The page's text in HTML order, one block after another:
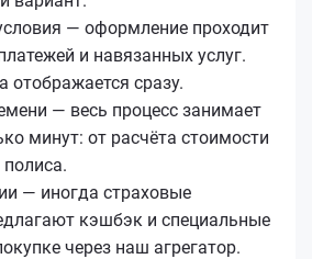
— оформление проходит
и навязанных услуг.
отображается сразу.
— весь процесс занимает
минут: от расчёта стоимости
— иногда страховые
кэшбэк и специальные
через наш агрегатор.